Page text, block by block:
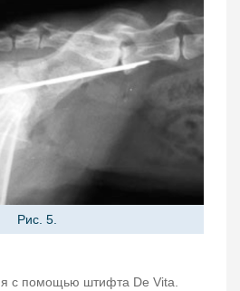
Рис. 5.
с помощью штифта De Vita.